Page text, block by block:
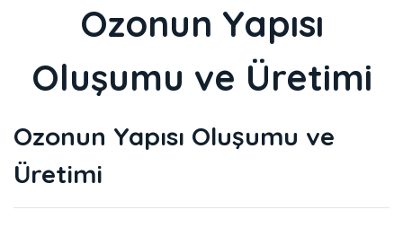
Ozonun Yapısı
Oluşumu ve Üretimi
Ozonun Yapısı Oluşumu ve
Üretimi